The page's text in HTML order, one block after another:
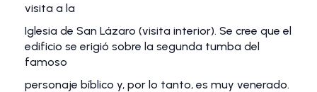
visita a la
Iglesia de San Lázaro (visita interior). Se cree que el
edificio se erigió sobre la segunda tumba del
famoso
personaje bíblico y, por lo tanto, es muy venerado.